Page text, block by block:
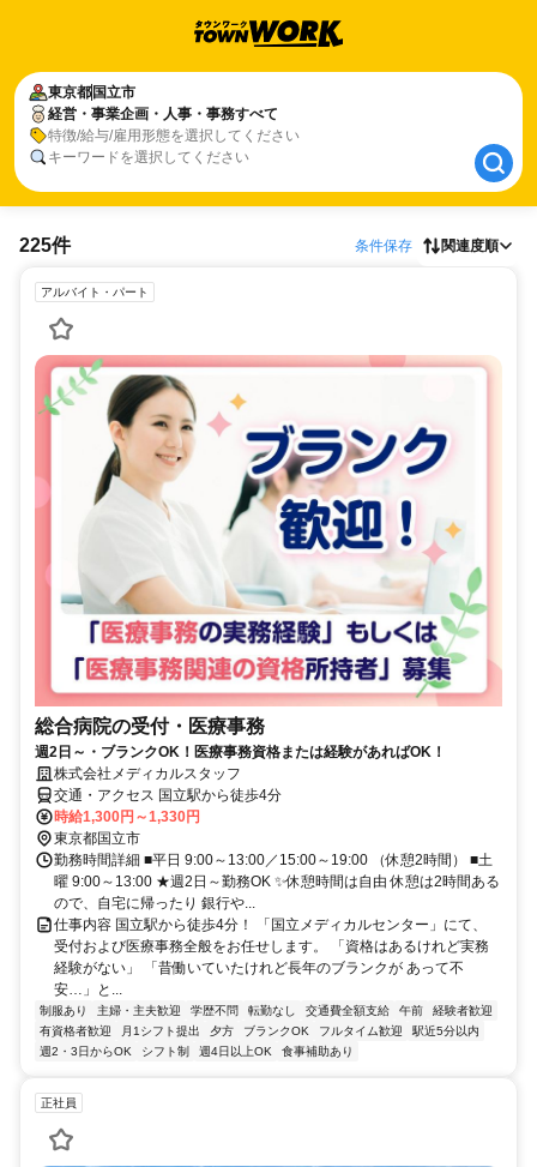
東京都 国立市
経営・事業企画・人事・事務すべて
特徴/給与/雇用形態を選択してください
キーワードを選択してください
東京都 国立市
経営・事業企画・人事・事務すべて
225件 条件保存 関連度順
アルバイト・パート
総合病院の受付・医療事務
週2日～・ブランクOK！医療事務資格または経験があればOK！
株式会社メディカルスタッフ
交通・アクセス 国立駅から徒歩4分
時給1,300円～1,330円
東京都国立市
勤務時間詳細 ■平日 9:00～13:00／15:00～19:00 （休憩2時間） ■土
曜 9:00～13:00 ★週2日～勤務OK ✨休憩時間は自由 休憩は2時間ある
ので、自宅に帰ったり 銀行や...
仕事内容 国立駅から徒歩4分！ 「国立メディカルセンター」にて、
受付および医療事務全般をお任せします。 「資格はあるけれど実務
経験がない」 「昔働いていたけれど長年のブランクが あって不
安…」と...
制服あり 主婦・主夫歓迎 学歴不問 転勤なし 交通費全額支給 午前
経験者歓迎
有資格者歓迎
月1シフト提出 夕方 ブランクOK フルタイム歓迎
駅近5分以内
週2・3日からOK
シフト制 週4日以上OK 食事補助あり
正社員